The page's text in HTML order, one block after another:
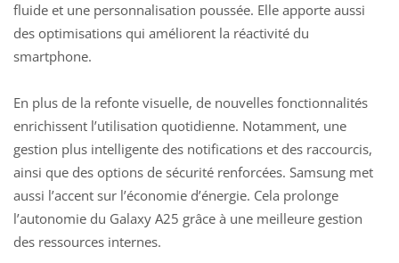
fluide et une personnalisation poussée. Elle apporte aussi
des optimisations qui améliorent la réactivité du
smartphone.
En plus de la refonte visuelle, de nouvelles fonctionnalités
enrichissent l’utilisation quotidienne. Notamment, une
gestion plus intelligente des notifications et des raccourcis,
ainsi que des options de sécurité renforcées. Samsung met
aussi l’accent sur l’économie d’énergie. Cela prolonge
l’autonomie du Galaxy A25 grâce à une meilleure gestion
des ressources internes.